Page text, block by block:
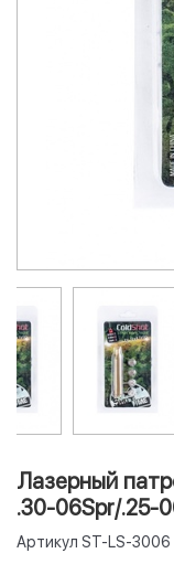
Лазерный
.30-06Spr/.25-
Артикул ST-LS-3006